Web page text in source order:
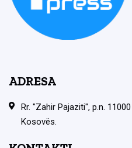
ADRESA
Rr. "Zahir Pajaziti", p.n.
Kosovës.